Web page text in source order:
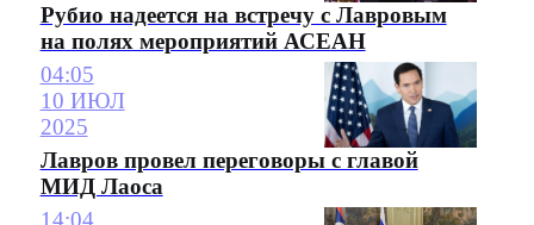
Рубио надеется на встречу с Лавровым
на полях мероприятий АСЕАН
04:05
10 ИЮЛ
2025
Лавров провел переговоры с главой
МИД Лаоса
14:04